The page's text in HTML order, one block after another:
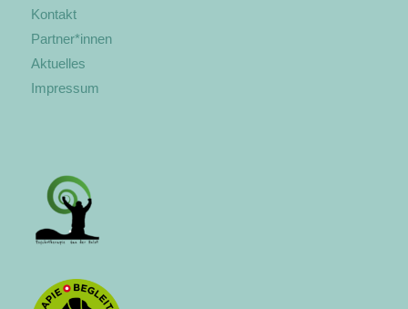
Kontakt
Partner*innen
Aktuelles
Impressum